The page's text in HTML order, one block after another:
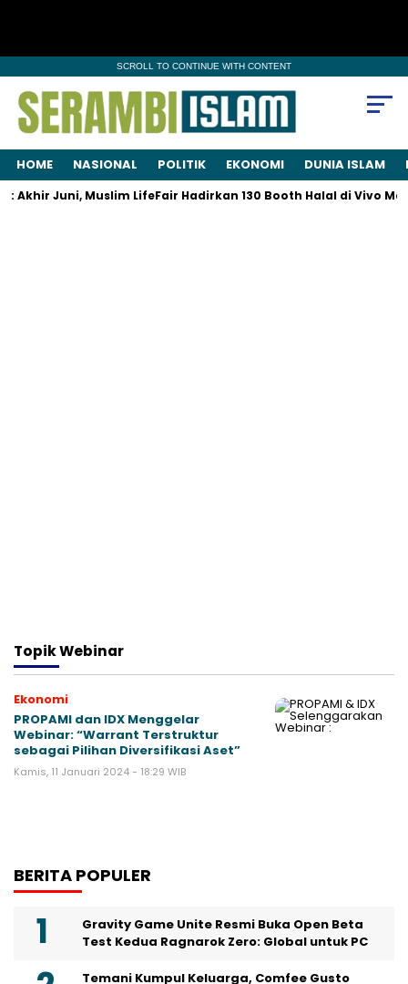
SCROLL TO CONTINUE WITH CONTENT
HOME NASIONAL POLITIK EKONOMI DUNIA ISLAM
Juni, Muslim LifeFair Hadirkan 130 Booth Halal di Vivo Mall
TopikWebinar
Ekonomi
PROPAMI dan IDX Menggelar
Webinar: “Warrant Terstruktur
sebagai Pilihan Diversifikasi Aset”
Kamis, 11 Januari 2024 - 18:29 WIB
BERITA POPULER
Gravity Game Unite Resmi Buka Open Beta
Test Kedua Ragnarok Zero: Global untuk PC
Temani Kumpul Keluarga, Comfee Gusto